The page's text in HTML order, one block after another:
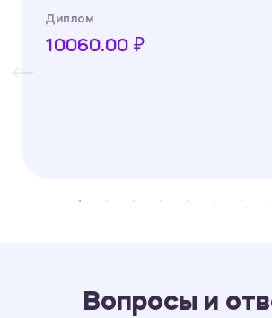
Диплом
10060.00 ₽
Вопросы и